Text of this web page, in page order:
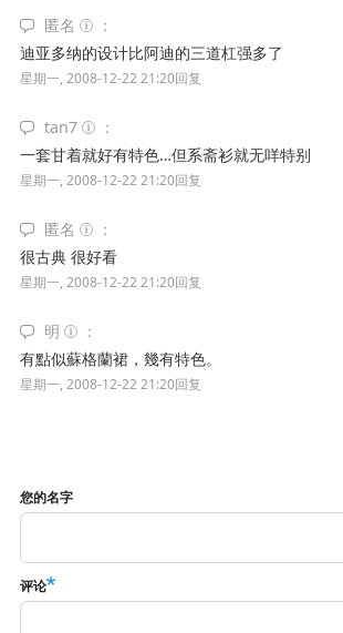
匿名
迪亚多纳的设计比阿迪的三道杠强多了
星期一, 2008-12-22 21:20回复
tan7
一套甘着就好有特色…但系斋衫就无咩特别
星期一, 2008-12-22 21:20回复
匿名
很古典 很好看
星期一, 2008-12-22 21:20回复
明
有點似蘇格蘭裙，幾有特色。
星期一, 2008-12-22 21:20回复
您的名字
评论